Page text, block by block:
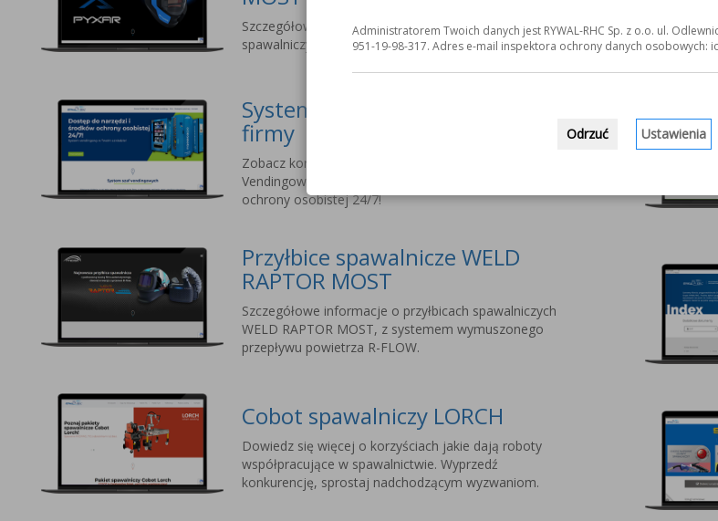
Szczegółowe informacje o najnowszej serii przyłbic
spawalniczych dla profesjonalistów PYXAR MOST.
Systemy vendingowe dla Twojej
firmy
Zobacz korzyści ze stosowania Systemów
Vendingowych MOST. Dostęp do narzędzi i środków
ochrony osobistej 24/7!
Przyłbice spawalnicze WELD
RAPTOR MOST
Szczegółowe informacje o przyłbicach spawalniczych
WELD RAPTOR MOST, z systemem wymuszonego
przepływu powietrza R-FLOW.
Cobot spawalniczy LORCH
Dowiedz się więcej o korzyściach jakie dają roboty
współpracujące w spawalnictwie. Wyprzedź
konkurencję, sprostaj nadchodzącym wyzwaniom.
Administratorem Twoich danych jest RYWAL-RHC Sp. z o.o. ul.
951-19-98-317. Adres e-mail inspektora ochrony danych osobowych:
Odrzuć Ustawienia